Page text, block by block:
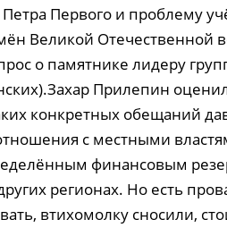
Первого и проблему
Великой Отечественной
о памятнике лидеру
Прилепин
конкретных обещаний
с местными
финансовым
регионах. Но есть
втихомолку сносили,